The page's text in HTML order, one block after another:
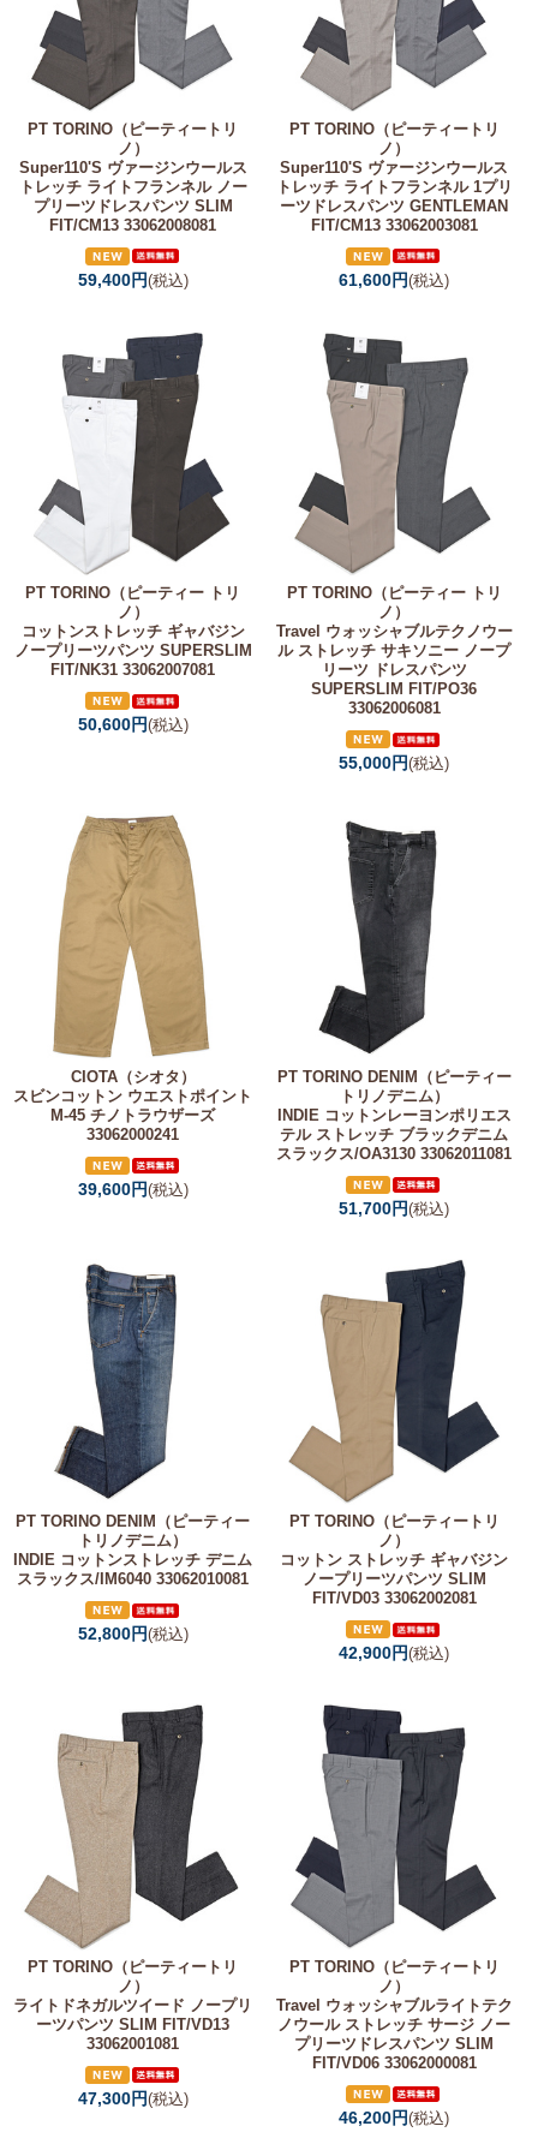
PT TORINO（ピーティートリ
ノ）
Super110'S ヴァージンウールス
トレッチ ライトフランネル ノー
プリーツドレスパンツ SLIM
FIT/CM13 33062008081
59,400円(税込)
PT TORINO（ピーティートリ
ノ）
Super110'S ヴァージンウールス
トレッチ ライトフランネル 1プリ
ーツドレスパンツ GENTLEMAN
FIT/CM13 33062003081
61,600円(税込)
PT TORINO（ピーティー トリ
ノ）
コットンストレッチ ギャバジン
ノープリーツパンツ SUPERSLIM
FIT/NK31 33062007081
50,600円(税込)
PT TORINO（ピーティー トリ
ノ）
Travel ウォッシャブルテクノウー
ル ストレッチ サキソニー ノープ
リーツ ドレスパンツ
SUPERSLIM FIT/PO36
33062006081
55,000円(税込)
CIOTA（シオタ）
スビンコットン ウエストポイント
M-45 チノトラウザーズ
33062000241
39,600円(税込)
PT TORINO DENIM（ピーティー
トリノデニム）
INDIE コットンレーヨンポリエス
テル ストレッチ ブラックデニム
スラックス/OA3130 33062011081
51,700円(税込)
PT TORINO DENIM（ピーティー
トリノデニム）
INDIE コットンストレッチ デニム
スラックス/IM6040 33062010081
52,800円(税込)
PT TORINO（ピーティートリ
ノ）
コットン ストレッチ ギャバジン
ノープリーツパンツ SLIM
FIT/VD03 33062002081
42,900円(税込)
PT TORINO（ピーティートリ
ノ）
ライトドネガルツイード ノープリ
ーツパンツ SLIM FIT/VD13
33062001081
47,300円(税込)
PT TORINO（ピーティートリ
ノ）
Travel ウォッシャブルライトテク
ノウール ストレッチ サージ ノー
プリーツドレスパンツ SLIM
FIT/VD06 33062000081
46,200円(税込)